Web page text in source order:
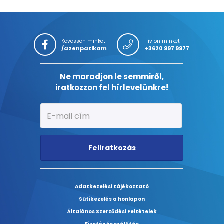
Kövessen minket
/azenpatikam
Hívjon minket
+3620 997 9977
Ne maradjon le semmiről,
iratkozzon fel hírlevelünkre!
Feliratkozás
Adatkezelési tájékoztató
Sütikezelés a honlapon
Általános Szerződési Feltételek